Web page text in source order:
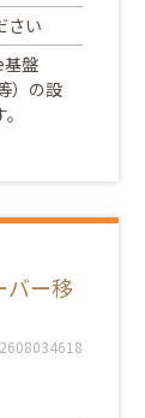
さい
基盤
）の設
バー移